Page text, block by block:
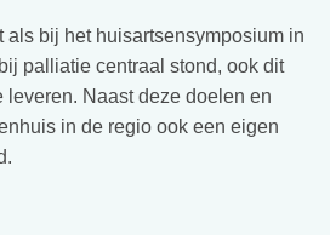
als bij het huisartsensymposium in
palliatie centraal stond, ook dit
leveren. Naast deze doelen en
in de regio ook een eigen